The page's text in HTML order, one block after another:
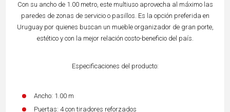
Con su ancho de 1.00 metro, este multiuso aprovecha al máximo las
paredes de zonas de servicio o pasillos. Es la opción preferida en
Uruguay por quienes buscan un mueble organizador de gran porte,
estético y con la mejor relación costo-beneficio del país.
Especificaciones del producto:
Ancho: 1.00 m
Puertas: 4 con tiradores reforzados